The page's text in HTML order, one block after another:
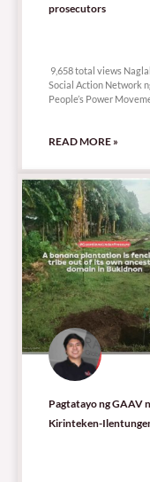
prosecutors
9,658 total views
Social Action Network
People’s Power
READ MORE »
Pagtatayo ng GAAV
Kirinteken-